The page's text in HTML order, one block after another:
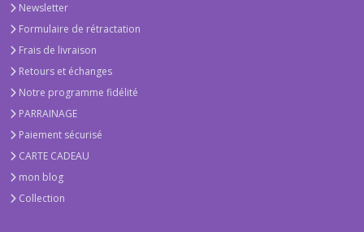
Newsletter
Formulaire de rétractation
Frais de livraison
Retours et échanges
Notre programme fidélité
PARRAINAGE
Paiement sécurisé
CARTE CADEAU
mon blog
Collection